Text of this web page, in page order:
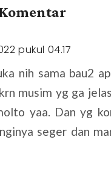
pukul 04.17
nih sama bau2
musim yg ga
yaa. Dan yg
seger dan